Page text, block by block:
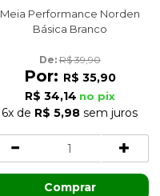
Meia Performance Norden
Básica Branco
De: R$ 39,90
Por: R$ 35,90
R$ 34,14 no pix
6x de R$ 5,98 sem juros
Comprar